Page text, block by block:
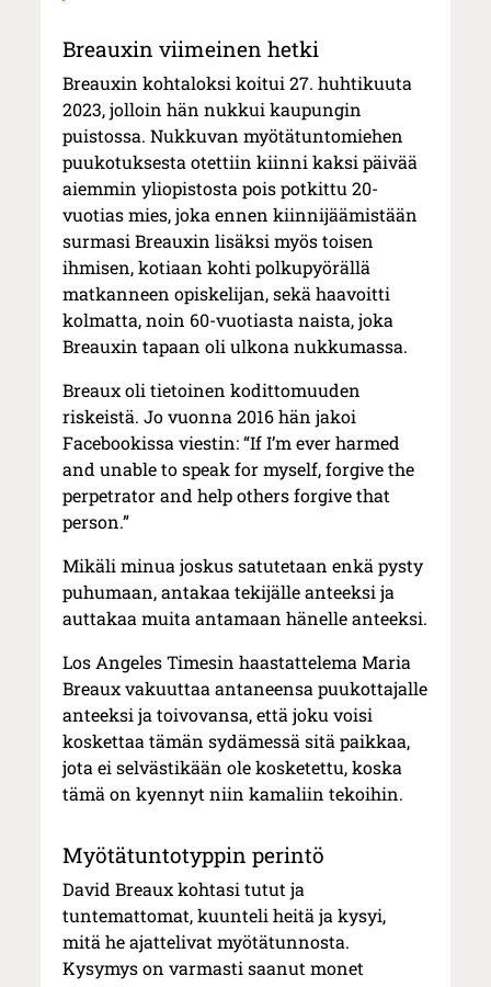
Breauxin viimeinen hetki
Breauxin kohtaloksi koitui 27. huhtikuuta
2023, jolloin hän nukkui kaupungin
puistossa. Nukkuvan myötätuntomiehen
puukotuksesta otettiin kiinni kaksi päivää
aiemmin yliopistosta pois potkittu 20-
vuotias mies, joka ennen kiinnijäämistään
surmasi Breauxin lisäksi myös toisen
ihmisen, kotiaan kohti polkupyörällä
matkanneen opiskelijan, sekä haavoitti
kolmatta, noin 60-vuotiasta naista, joka
Breauxin tapaan oli ulkona nukkumassa.
Breaux oli tietoinen kodittomuuden
riskeistä. Jo vuonna 2016 hän jakoi
Facebookissa viestin: “If I’m ever harmed
and unable to speak for myself, forgive the
perpetrator and help others forgive that
person.”
Mikäli minua joskus satutetaan enkä pysty
puhumaan, antakaa tekijälle anteeksi ja
auttakaa muita antamaan hänelle anteeksi.
Los Angeles Timesin haastattelema Maria
Breaux vakuuttaa antaneensa puukottajalle
anteeksi ja toivovansa, että joku voisi
koskettaa tämän sydämessä sitä paikkaa,
jota ei selvästikään ole kosketettu, koska
tämä on kyennyt niin kamaliin tekoihin.
Myötätuntotyppin perintö
David Breaux kohtasi tutut ja
tuntemattomat, kuunteli heitä ja kysyi,
mitä he ajattelivat myötätunnosta.
Kysymys on varmasti saanut monet